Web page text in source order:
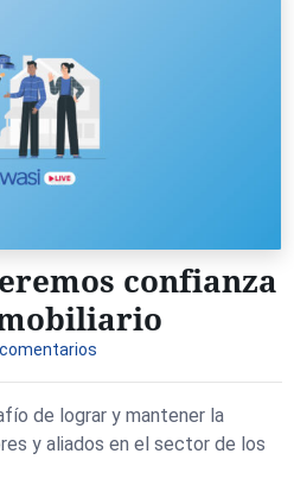
confianza
de lograr y mantener la
y aliados en el sector de los